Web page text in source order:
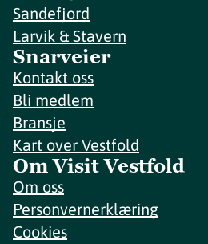
Sandefjord
Larvik & Stavern
Snarveier
Kontakt oss
Bli medlem
Bransje
Kart over Vestfold
Om Visit Vestfold
Om oss
Personvernerklæring
Cookies